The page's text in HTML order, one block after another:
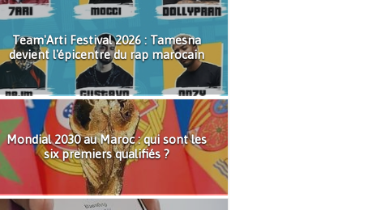
Team'Arti Festival 2026 : Tamesna
devient l'épicentre du rap marocain
Mondial 2030 au Maroc : qui sont les
six premiers qualifiés ?